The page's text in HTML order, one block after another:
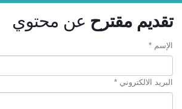
تقديم مقترح عن محتوي
الإسم *
البريد الالكتروني *